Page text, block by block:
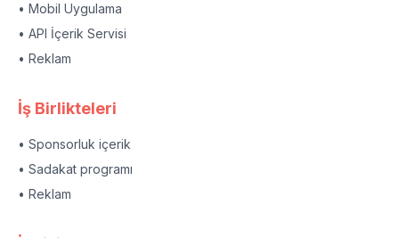
• Mobil Uygulama
• API İçerik Servisi
• Reklam
İş Birlikteleri
• Sponsorluk içerik
• Sadakat programı
• Reklam